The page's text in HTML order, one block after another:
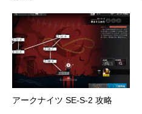
アークナイツ SE-S-2 攻略